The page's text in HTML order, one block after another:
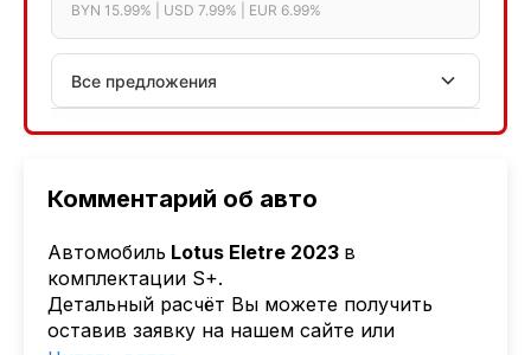
Комментарий об авто
Автомобиль Lotus Eletre 2023 в
комплектации S+.
Детальный расчёт Вы можете получить
оставив заявку на нашем сайте или
BYN 15.99% | USD 7.99% | EUR 6.99%
Все предложения
АСБ лизинг
Лизинг: BYN 17% | USD 7.99% | EUR 6.99%
Также доступен кредит "Проще простого" 18.9%
Активлизиг